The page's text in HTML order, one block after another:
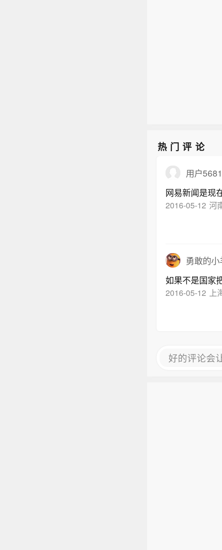
热门评论
用户
2016-05-12 河
勇敢的
如果不是国家
2016-05-12 上
好的评论会